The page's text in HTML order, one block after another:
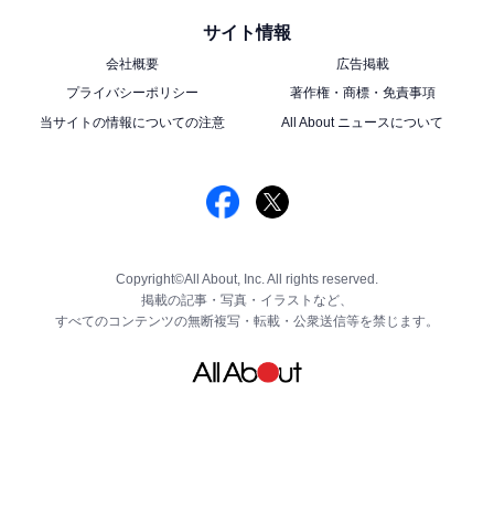
サイト情報
会社概要
広告掲載
プライバシーポリシー
著作権・商標・免責事項
当サイトの情報についての注意
All About ニュースについて
Copyright©All About, Inc. All rights reserved.
掲載の記事・写真・イラストなど、
すべてのコンテンツの無断複写・転載・公衆送信等を禁じます。